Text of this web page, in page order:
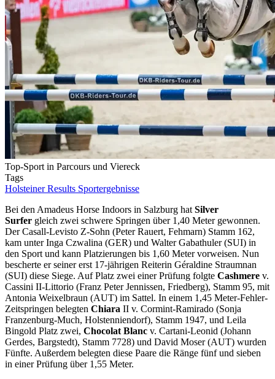
Top-Sport in Parcours und Viereck
Tags
Holsteiner Results Sportergebnisse
Bei den Amadeus Horse Indoors in Salzburg hat Silver
Surfer gleich zwei schwere Springen über 1,40 Meter gewonnen.
Der Casall-Levisto Z-Sohn (Peter Rauert, Fehmarn) Stamm 162,
kam unter Inga Czwalina (GER) und Walter Gabathuler (SUI) in
den Sport und kann Platzierungen bis 1,60 Meter vorweisen. Nun
bescherte er seiner erst 17-jährigen Reiterin Géraldine Straumnan
(SUI) diese Siege. Auf Platz zwei einer Prüfung folgte Cashmere v.
Cassini II-Littorio (Franz Peter Jennissen, Friedberg), Stamm 95, mit
Antonia Weixelbraun (AUT) im Sattel. In einem 1,45 Meter-Fehler-
Zeitspringen belegten Chiara II v. Cormint-Ramirado (Sonja
Franzenburg-Much, Holstenniendorf), Stamm 1947, und Leila
Bingold Platz zwei, Chocolat Blanc v. Cartani-Leonid (Johann
Gerdes, Bargstedt), Stamm 7728) und David Moser (AUT) wurden
Fünfte. Außerdem belegten diese Paare die Ränge fünf und sieben
in einer Prüfung über 1,55 Meter.